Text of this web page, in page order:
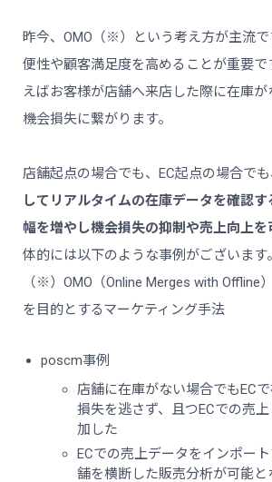
昨今、OMO（※）という考え方が主流で
便性や顧客満足度を高めることが重要で
えばお客様が店舗へ来店した際に在庫
機会損失に繋がります。
店舗起点の場合でも、EC起点の場合でも
してリアルタイムの在庫データを確認
幅を増やし機会損失の抑制や売上向上を
体的には以下のような事例がございます。
（※）OMO（Online Merges with Offline
を目的とするマーケティング手法
poscm事例
店舗に在庫がない場合でもEC
損失を逃さず、且つECでの売
加した
ECでの売上データをインポー
舗を横断した販売分析が可能と